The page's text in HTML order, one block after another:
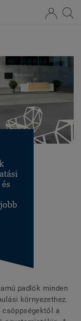
padlók minden
környezethez.
csöppségektől a